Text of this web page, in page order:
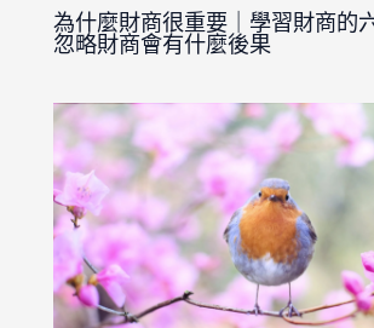
為什麼財商很重要｜學習財商的
忽略財商會有什麼後果